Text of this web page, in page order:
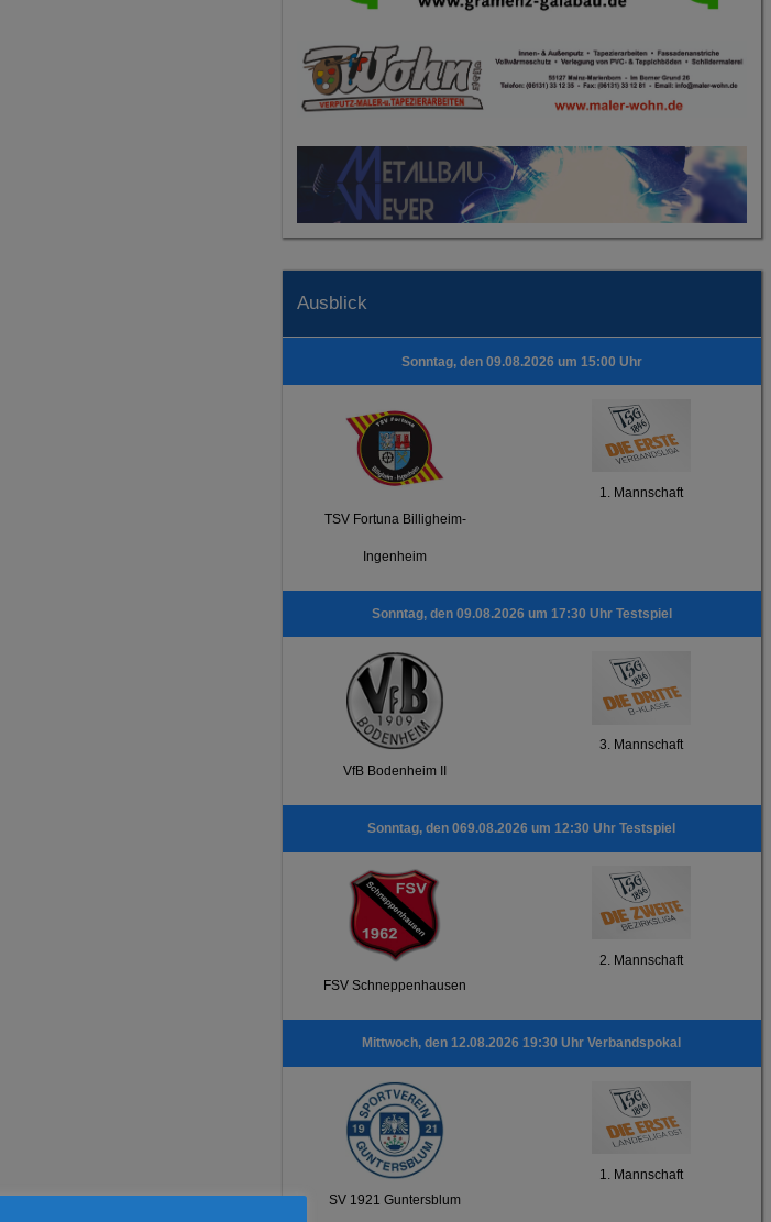
Ausblick
Sonntag, den 09.08.2026 um 15:00 Uhr
TSV Fortuna Billigheim-
Ingenheim
1. Mannschaft
Sonntag, den 09.08.2026 um 17:30 Uhr Testspiel
VfB Bodenheim II
3. Mannschaft
Sonntag, den 069.08.2026 um 12:30 Uhr Testspiel
FSV Schneppenhausen
2. Mannschaft
Mittwoch, den 12.08.2026 19:30 Uhr Verbandspokal
SV 1921 Guntersblum
1. Mannschaft